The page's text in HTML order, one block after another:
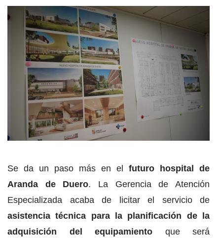
Se da un paso más en el
futuro hospital de
Aranda de Duero. La Gerencia de Atención
Especializada acaba de licitar el servicio de
asistencia técnica para la planificación de la
adquisición del equipamiento que será